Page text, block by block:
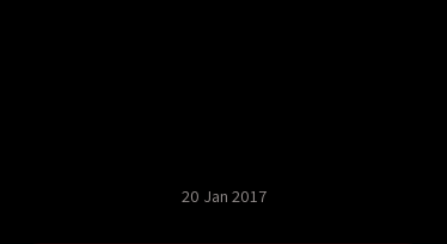
20 Jan 2017